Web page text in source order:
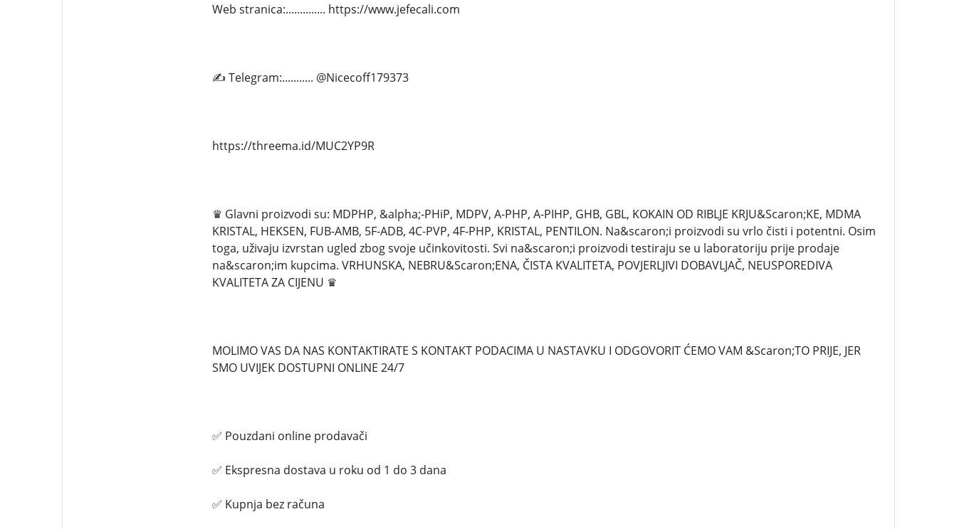
Web stranica:.............. https://www.jefecali.com
✍ Telegram:........... @Nicecoff179373
https://threema.id/MUC2YP9R
♛ Glavni proizvodi su: MDPHP, &alpha;-PHiP, MDPV, A-PHP, A-PIHP, GHB, GBL, KOKAIN OD RIBLJE KRJU&Scaron;KE, MDMA
KRISTAL, HEKSEN, FUB-AMB, 5F-ADB, 4C-PVP, 4F-PHP, KRISTAL, PENTILON. Na&scaron;i proizvodi su vrlo čisti i potentni. Osim
toga, uživaju izvrstan ugled zbog svoje učinkovitosti. Svi na&scaron;i proizvodi testiraju se u laboratoriju prije prodaje
na&scaron;im kupcima. VRHUNSKA, NEBRU&Scaron;ENA, ČISTA KVALITETA, POVJERLJIVI DOBAVLJAČ, NEUSPOREDIVA
KVALITETA ZA CIJENU ♛
MOLIMO VAS DA NAS KONTAKTIRATE S KONTAKT PODACIMA U NASTAVKU I ODGOVORIT ĆEMO VAM &Scaron;TO PRIJE, JER
SMO UVIJEK DOSTUPNI ONLINE 24/7
✅ Pouzdani online prodavači
✅ Ekspresna dostava u roku od 1 do 3 dana
✅ Kupnja bez računa